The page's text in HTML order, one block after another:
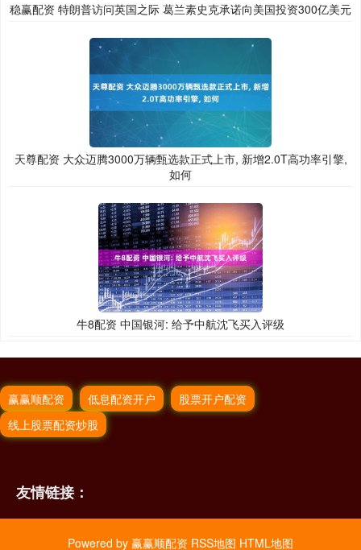
稳赢配资 特朗普访问英国之际 葛兰素史克承诺向美国投资300亿美元
天尊配资 大众迈腾3000万辆甄选款正式上市, 新增2.0T高功率引擎,
如何
牛8配资 中国银河: 给予中航沈飞买入评级
赢赢顺配资 低息配资开户
股票开户配资
线上股票配资炒股
友情链接：
Powered by 赢赢顺配资 RSS地图 HTML地图